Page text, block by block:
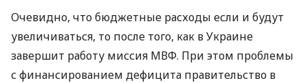
уложиться в 4% ВВП, что значительно лучше
показателей последних лет. "Но я вижу, что
начался какой-то свербеж - стали принимать
новые законы относительно изменений в бюджет,